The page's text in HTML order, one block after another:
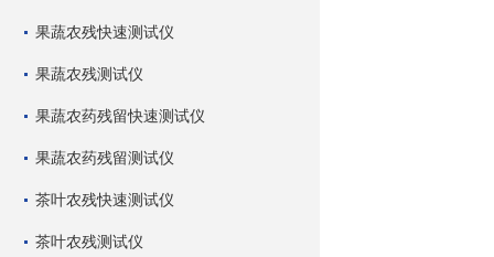
果蔬农残快速测试仪
果蔬农残测试仪
果蔬农药残留快速测试仪
果蔬农药残留测试仪
茶叶农残快速测试仪
茶叶农残测试仪